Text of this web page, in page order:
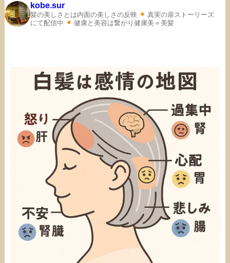
kobe.sur
髪の美しさとは内面の美しさの反映
真実の扉ストーリーズ
にて配信中
健康と美容は繋がり健康美＝美髪